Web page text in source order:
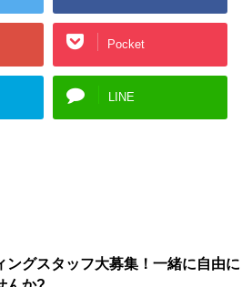
Pocket
LINE
ングスタッフ大募集！一緒に自由に